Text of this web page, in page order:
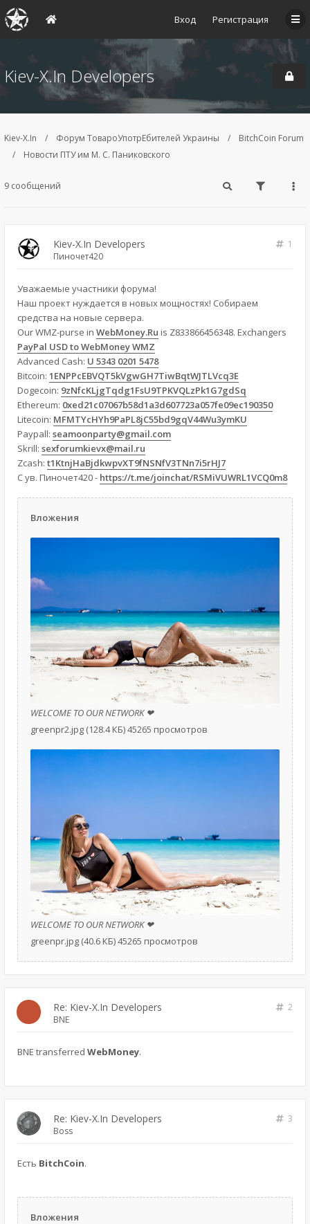
Вход Регистрация
Kiev-X.In Developers
Kiev-X.In Форум ТовароУпотрЕбителей Украины
BitchCoin Forum
Новости ПТУ им М. С. Паниковского
9 сообщений
Kiev-X.In Developers
1
Пиночет420
Уважаемые участники форума!
Наш проект нуждается в новых мощностях! Собираем
средства на новые сервера.
Our WMZ-purse in WebMoney.Ru is Z833866456348. Exchangers
PayPal USD to WebMoney WMZ
Advanced Cash: U 5343 0201 5478
Bitcoin: 1ENPPcEBVQT5kVgwGH7TiwBqtWJTLVcq3E
Dogecoin: 9zNfcKLjgTqdg1FsU9TPKVQLzPk1G7gdSq
Ethereum: 0xed21c07067b58d1a3d607723a057fe09ec190350
Litecoin: MFMTYcHYh9PaPL8jC55bd9gqV44Wu3ymKU
Paypall: seamoonparty@gmail.com
Skrill: sexforumkievx@mail.ru
Zcash: t1KtnjHaBjdkwpvXT9fNSNfV3TNn7i5rHJ7
С ув. Пиночет420 - https://t.me/joinchat/RSMiVUWRL1VCQ0m8
Вложения
WELCOME TO OUR NETWORK ❤
greenpr2.jpg (128.4 КБ) 45265 просмотров
WELCOME TO OUR NETWORK ❤
greenpr.jpg (40.6 КБ) 45265 просмотров
Re: Kiev-X.In Developers
2
BNE
BNE transferred WebMoney.
Re: Kiev-X.In Developers
3
Boss
Есть BitchCoin.
Вложения